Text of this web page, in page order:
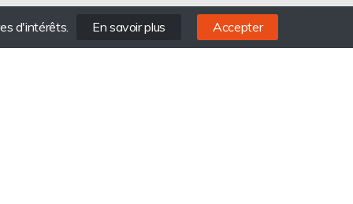
d'intérêts. En savoir plus Accepter